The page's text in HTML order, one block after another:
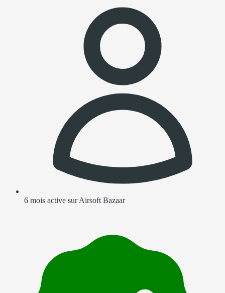
6 mois active sur Airsoft Bazaar